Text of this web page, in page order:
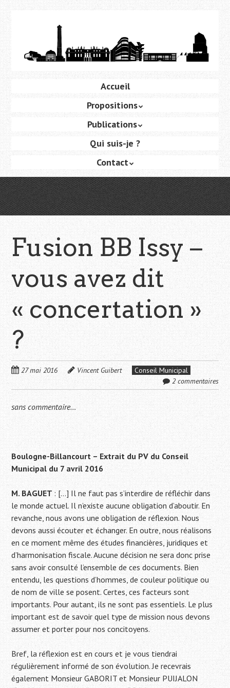
principal
au
Accueil
Propositions
Publications
Qui suis-je ?
Contact
Fusion BB Issy –
vous avez dit
« concertation »
?
27 mai 2016 Vincent Guibert
Conseil Municipal
2 commentaires
sans commentaire…
Boulogne-Billancourt – Extrait du PV du Conseil
Municipal du 7 avril 2016
M. BAGUET : […] Il ne faut pas s’interdire de réfléchir dans
le monde actuel. Il n’existe aucune obligation d’aboutir. En
revanche, nous avons une obligation de réflexion. Nous
devons aussi écouter et échanger. En outre, nous réalisons
en ce moment même des études financières, juridiques et
d’harmonisation fiscale. Aucune décision ne sera donc prise
sans avoir consulté l’ensemble de ces documents. Bien
entendu, les questions d’hommes, de couleur politique ou
de nom de ville se posent. Certes, ces facteurs sont
importants. Pour autant, ils ne sont pas essentiels. Le plus
important est de savoir quel type de mission nous devons
assumer et porter pour nos concitoyens.
Bref, la réflexion est en cours et je vous tiendrai
régulièrement informé de son évolution. Je recevrais
également Monsieur GABORIT et Monsieur PUIJALON